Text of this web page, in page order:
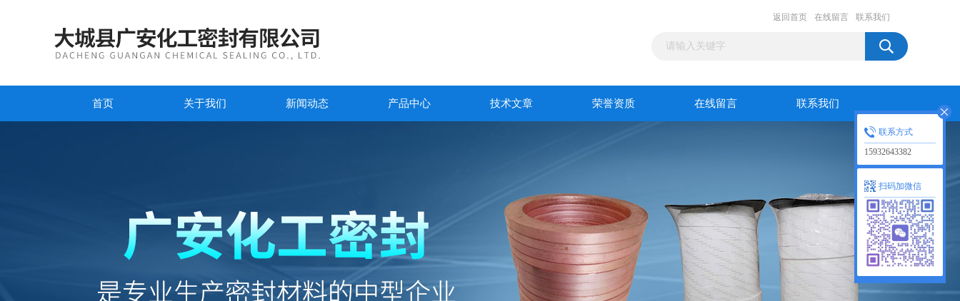
返回首页 在线留言 联系我们
首页 关于我们 新闻动态 产品中心 技术文章 荣誉资质 在线留言 联系我们
联系方式
15932643382
扫码加微信